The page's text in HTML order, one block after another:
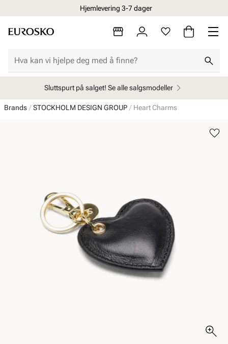
Hjemlevering 3-7 dager
Sluttspurt på salget! Se alle salgsmodeller
Brands STOCKHOLM DESIGN GROUP Heart Charms